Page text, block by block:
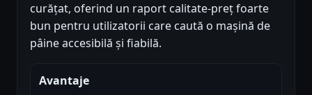
curățat, oferind un raport calitate-preț foarte
bun pentru utilizatorii care caută o mașină de
pâine accesibilă și fiabilă.
Avantaje